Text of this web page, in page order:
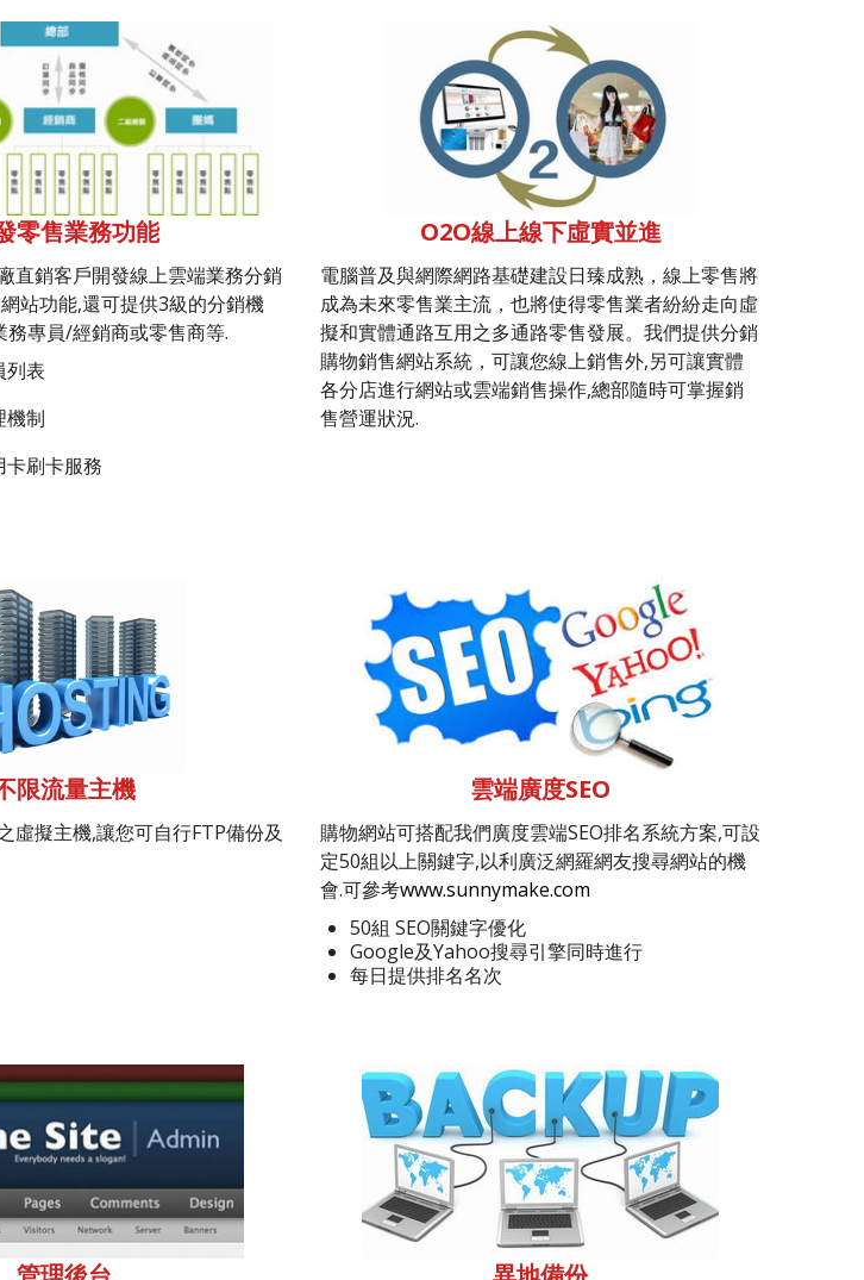
零售業務功能
直銷客戶開發線上雲端業務分銷
站功能,還可提供3級的分銷機
專員/經銷商或零售商等.
列表
機制
卡刷卡服務
O2O線上線下虛實並進
電腦普及與網際網路基礎建設日臻成熟，線上零售將
成為未來零售業主流，也將使得零售業者紛紛走向虛
擬和實體通路互用之多通路零售發展。我們提供分銷
購物銷售網站系統，可讓您線上銷售外,另可讓實體
各分店進行網站或雲端銷售操作,總部隨時可掌握銷
售營運狀況.
限流量主機
虛擬主機,讓您可自行FTP備份及
雲端廣度SEO
購物網站可搭配我們廣度雲端SEO排名系統方案,可設
定50組以上關鍵字,以利廣泛網羅網友搜尋網站的機
會.可參考www.sunnymake.com
50組 SEO關鍵字優化
Google及Yahoo搜尋引擎同時進行
每日提供排名名次